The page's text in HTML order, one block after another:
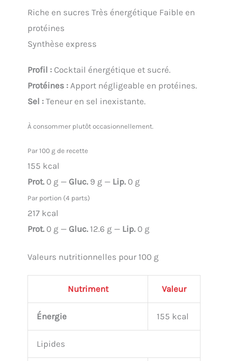
Riche en sucres Très énergétique Faible en
protéines
Synthèse express
Profil : Cocktail énergétique et sucré.
Protéines : Apport négligeable en protéines.
Sel : Teneur en sel inexistante.
À consommer plutôt occasionnellement.
Par 100 g de recette
155 kcal
Prot. 0 g — Gluc. 9 g — Lip. 0 g
Par portion (4 parts)
217 kcal
Prot. 0 g — Gluc. 12.6 g — Lip. 0 g
Valeurs nutritionnelles pour 100 g
Nutriment Valeur
Énergie 155 kcal
Lipides